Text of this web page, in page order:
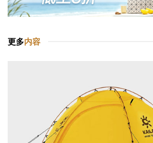
更多内容